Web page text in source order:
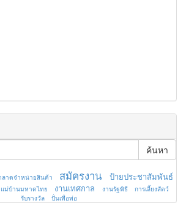
ค้นหา
ลาดจำหน่ายสินค้า สมัครงาน
ป้ายประชาสัมพันธ์
แม่บ้านมหาดไทย งานเทศกาล งานรัฐพิธี
การเลี้ยงสัตว์
รับรางวัล
ปั่นเพื่อพ่อ